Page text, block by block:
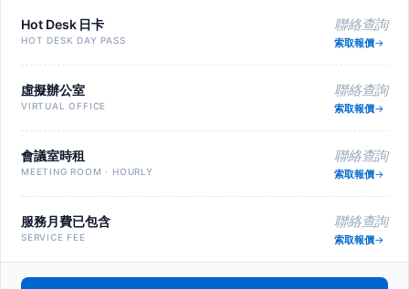
Hot Desk 日卡
HOT DESK DAY PASS
聯絡查詢
索取報價
虛擬辦公室
VIRTUAL OFFICE
聯絡查詢
索取報價
會議室時租
MEETING ROOM · HOURLY
聯絡查詢
索取報價
服務月費已包含
SERVICE FEE
聯絡查詢
索取報價